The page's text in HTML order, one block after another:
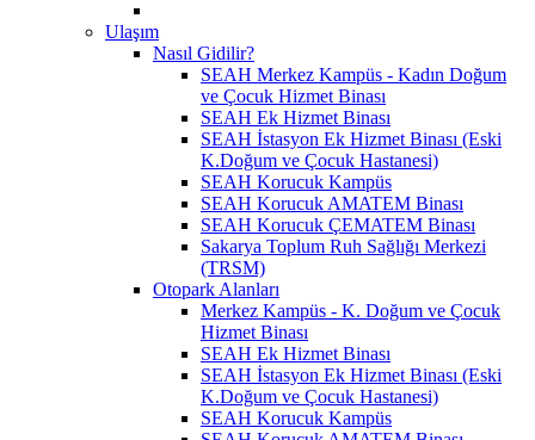
Ulaşım
Nasıl Gidilir?
SEAH Merkez Kampüs - Kadın Doğum
ve Çocuk Hizmet Binası
SEAH Ek Hizmet Binası
SEAH İstasyon Ek Hizmet Binası (Eski
K.Doğum ve Çocuk Hastanesi)
SEAH Korucuk Kampüs
SEAH Korucuk AMATEM Binası
SEAH Korucuk ÇEMATEM Binası
Sakarya Toplum Ruh Sağlığı Merkezi
(TRSM)
Otopark Alanları
Merkez Kampüs - K. Doğum ve Çocuk
Hizmet Binası
SEAH Ek Hizmet Binası
SEAH İstasyon Ek Hizmet Binası (Eski
K.Doğum ve Çocuk Hastanesi)
SEAH Korucuk Kampüs